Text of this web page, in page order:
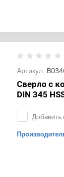
Артикул:
Сверло с
DIN 345
Добавить